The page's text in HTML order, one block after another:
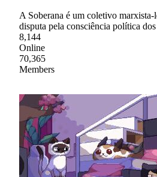
A Soberana é um coletivo marxista-
disputa pela consciência política
8,144
Online
70,365
Members